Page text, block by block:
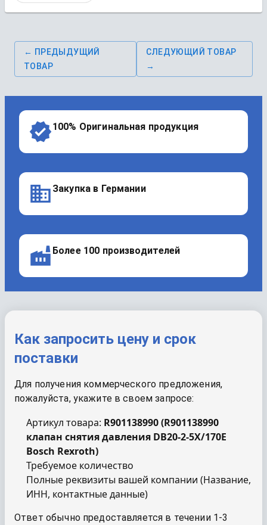
← ПРЕДЫДУЩИЙ
ТОВАР
СЛЕДУЮЩИЙ ТОВАР
→
100% Оригинальная продукция
Закупка в Германии
Более 100 производителей
Как запросить цену и срок
поставки
Для получения коммерческого предложения,
пожалуйста, укажите в своем запросе:
Артикул товара: R901138990(R901138990
клапан снятия давления DB20-2-5X/170E
Bosch Rexroth)
Требуемое количество
Полные реквизиты вашей компании (Название,
ИНН, контактные данные)
Ответ обычно предоставляется в течении 1-3